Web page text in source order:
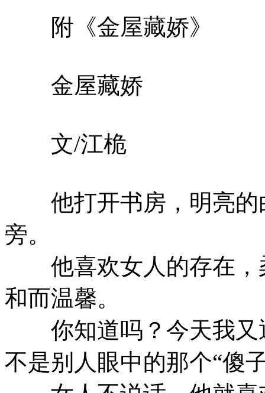
附《金屋藏娇》
金屋藏娇
文/江桅
他打开书房，明亮的
旁。
他喜欢女人的存在，
和而温馨。
你知道吗？今天我又
不是别人眼中的那个“傻